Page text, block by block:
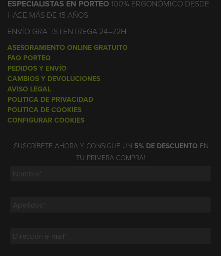
ESPECIALISTAS EN PORTEO100% ERGONÓMICO DESDE
HACE MÁS DE 15 AÑOS
ENVÍO GRATIS | ENTREGA 24–72H
ASESORAMIENTO ONLINE GRATUITO
FAQ PORTEO
PEDIDOS Y ENVÍO
CAMBIOS Y DEVOLUCIONES
AVISO LEGAL
POLITICA DE PRIVACIDAD
POLITICA DE COOKIES
CONFIGURAR COOKIES
¡SUSCRÍBETE AHORA Y CONSIGUE UN 5% DE DESCUENTO EN
TU PRIMERA COMPRA!